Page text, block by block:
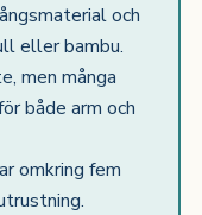
och
eller bambu.
men många
både arm och
omkring fem